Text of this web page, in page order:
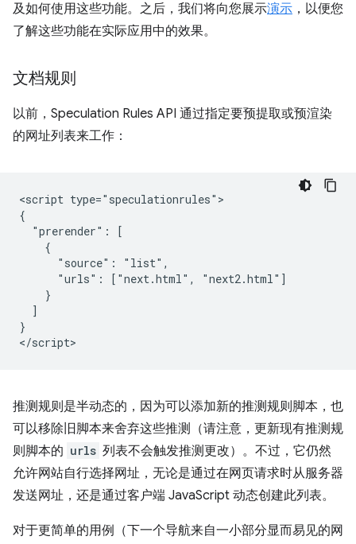
及如何使用这些功能。之后，我们将向您展示演示 ，以便您
了解这些功能在实际应用中的效果。
文档规则
以前，Speculation Rules API 通过指定要预提取或预渲染
的网址列表来工作：
<script type="speculationrules">
{
  "prerender": [
    {
      "source": "list",
      "urls": ["next.html", "next2.html"]
    }
  ]
}
推测规则是半动态的，因为可以添加新的推测规则脚本，也
可以移除旧脚本来舍弃这些推测（请注意，更新现有推测规
则脚本的 urls 列表不会触发推测更改）。不过，它仍然
允许网站自行选择网址，无论是通过在网页请求时从服务器
发送网址，还是通过客户端 JavaScript 动态创建此列表。
对于更简单的用例（下一个导航来自一小部分显而易见的网